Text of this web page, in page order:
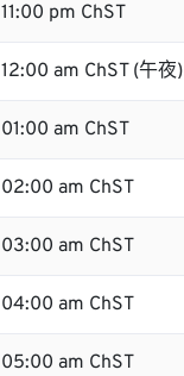
11:00 pm ChST
12:00 am ChST (午夜)
01:00 am ChST
02:00 am ChST
03:00 am ChST
04:00 am ChST
05:00 am ChST